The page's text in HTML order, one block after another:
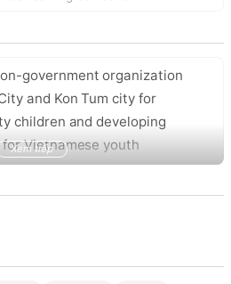
government organization
and Kon Tum city for
children and developing
Vietnamese youth
Xem tiếp